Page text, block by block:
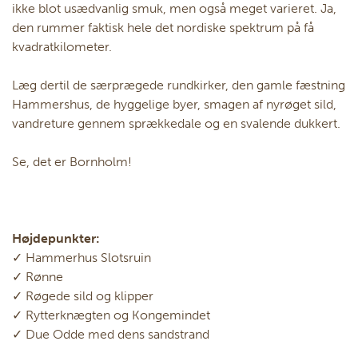
ikke blot usædvanlig smuk, men også meget varieret. Ja,
den rummer faktisk hele det nordiske spektrum på få
kvadratkilometer.
Læg dertil de særprægede rundkirker, den gamle fæstning
Hammershus, de hyggelige byer, smagen af nyrøget sild,
vandreture gennem sprækkedale og en svalende dukkert.
Se, det er Bornholm!
Højdepunkter:
✓ Hammerhus Slotsruin
✓ Rønne
✓ Røgede sild og klipper
✓ Rytterknægten og Kongemindet
✓ Due Odde med dens sandstrand